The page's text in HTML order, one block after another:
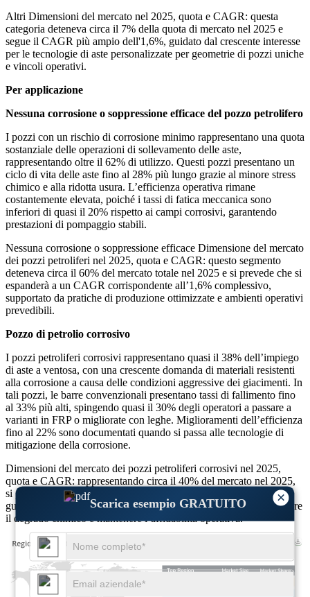
×
Scarica esempio GRATUITO
Altri Dimensioni del mercato nel 2025, quota e CAGR: questa
categoria deteneva circa il 7% della quota di mercato nel 2025 e
segue il CAGR più ampio dell'1,6%, guidato dal crescente interesse
per le tecnologie di aste personalizzate per geometrie di pozzi uniche
e vincoli operativi.
Per applicazione
Nessuna corrosione o soppressione efficace del pozzo petrolifero
I pozzi con un rischio di corrosione minimo rappresentano una quota
sostanziale delle operazioni di sollevamento delle aste,
rappresentando oltre il 62% di utilizzo. Questi pozzi presentano un
ciclo di vita delle aste fino al 28% più lungo grazie al minore stress
chimico e alla ridotta usura. L’efficienza operativa rimane
costantemente elevata, poiché i tassi di fatica meccanica sono
inferiori di quasi il 20% rispetto ai campi corrosivi, garantendo
prestazioni di pompaggio stabili.
Nessuna corrosione o soppressione efficace Dimensione del mercato
dei pozzi petroliferi nel 2025, quota e CAGR: questo segmento
deteneva circa il 60% del mercato totale nel 2025 e si prevede che si
espanderà a un CAGR corrispondente all’1,6% complessivo,
supportato da pratiche di produzione ottimizzate e ambienti operativi
prevedibili.
Pozzo di petrolio corrosivo
I pozzi petroliferi corrosivi rappresentano quasi il 38% dell’impiego
di aste a ventosa, con una crescente domanda di materiali resistenti
alla corrosione a causa delle condizioni aggressive dei giacimenti. In
tali pozzi, le barre convenzionali presentano tassi di fallimento fino
al 33% più alti, spingendo quasi il 30% degli operatori a passare a
varianti in FRP o migliorate con leghe. Miglioramenti dell’efficienza
fino al 22% sono documentati quando si passa alle tecnologie di
mitigazione della corrosione.
Dimensioni del mercato dei pozzi petroliferi corrosivi nel 2025,
quota e CAGR: rappresentando circa il 40% del mercato nel 2025,
si prevede che questo segmento crescerà a un CAGR dell’1,6%,
guidato dalla crescente necessità di materiali avanzati per contrastare
il degrado chimico e mantenere l’affidabilità operativa.